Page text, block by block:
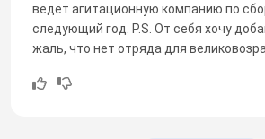
ведёт агитационную компанию по
следующий год. P.S. От себя хочу
жаль, что нет отряда для